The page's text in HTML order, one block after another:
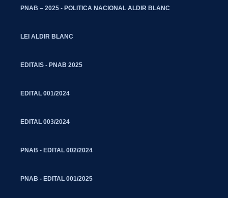
PNAB – 2025 - POLITICA NACIONAL ALDIR BLANC
LEI ALDIR BLANC
EDITAIS - PNAB 2025
EDITAL 001/2024
EDITAL 003/2024
PNAB - EDITAL 002/2024
PNAB - EDITAL 001/2025